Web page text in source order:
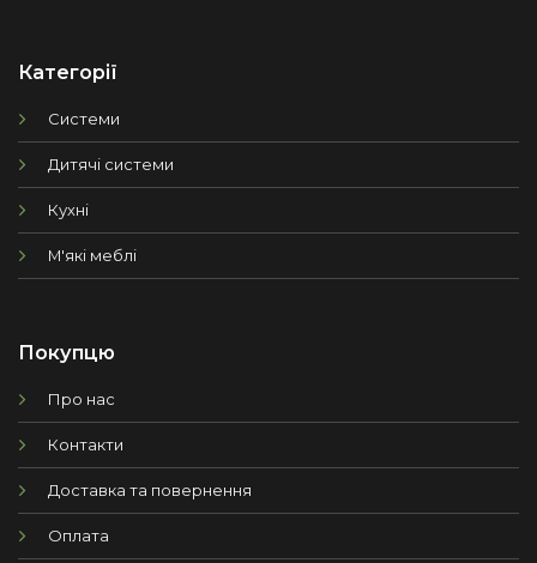
Категорії
Системи
Дитячі системи
Кухні
М'які меблі
Покупцю
Про нас
Контакти
Доставка та повернення
Оплата